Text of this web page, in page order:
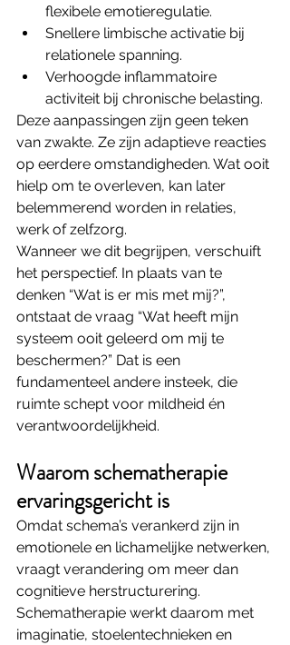
flexibele emotieregulatie.
Snellere limbische activatie bij
relationele spanning.
Verhoogde inflammatoire
activiteit bij chronische belasting.
Deze aanpassingen zijn geen teken
van zwakte. Ze zijn adaptieve reacties
op eerdere omstandigheden. Wat ooit
hielp om te overleven, kan later
belemmerend worden in relaties,
werk of zelfzorg.
Wanneer we dit begrijpen, verschuift
het perspectief. In plaats van te
denken “Wat is er mis met mij?”,
ontstaat de vraag “Wat heeft mijn
systeem ooit geleerd om mij te
beschermen?” Dat is een
fundamenteel andere insteek, die
ruimte schept voor mildheid én
verantwoordelijkheid.
Waarom schematherapie
ervaringsgericht is
Omdat schema’s verankerd zijn in
emotionele en lichamelijke netwerken,
vraagt verandering om meer dan
cognitieve herstructurering.
Schematherapie werkt daarom met
imaginatie, stoelentechnieken en